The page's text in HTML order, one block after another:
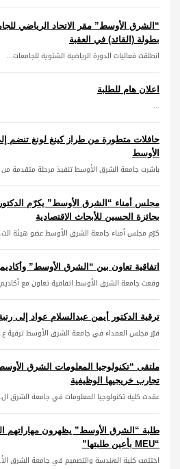
“الشرق الأوسط” مقر الاتحاد الرياضي
بطولة (القائد) في العقبة
انطلقت فعاليات الدورة الرياضية الشتوية للجامعات...
اعلان هام للطلبة
...
حافلات متطورة من طراز كينغ لونغ تنضم
الأوسط
باشرت جامعة الشرق الأوسط تنفيذ مرحلة متقدمة
مجلس أمناء “الشرق الأوسط” يكرّم
بجائزة الحسين للأبحاث الاقتصادية
كرّم مجلس أمناء جامعة الشرق الأوسط عضو هيئة
اتفاقية تعاون بين “الشرق الأوسط”
وقعت جامعة الشرق الأوسط اتفاقية تعاون مع
ترقية الدكتور أيمن عبدالسلام عواد إلى
قرّر مجلس العمداء في جامعة الشرق الأوسط ترقية
ملتقى “تكنولوجيا المعلومات الشرق
تجارب خريجيها الوظيفية
عقدت كلية تكنولوجيا المعلومات في جامعة الشرق
طلبة “الشرق الأوسط” يظهرون مهاراتهم
“MEU بأعين طلبتها”
اختتمت كلية الهندسة والتصميم في جامعة الشرق